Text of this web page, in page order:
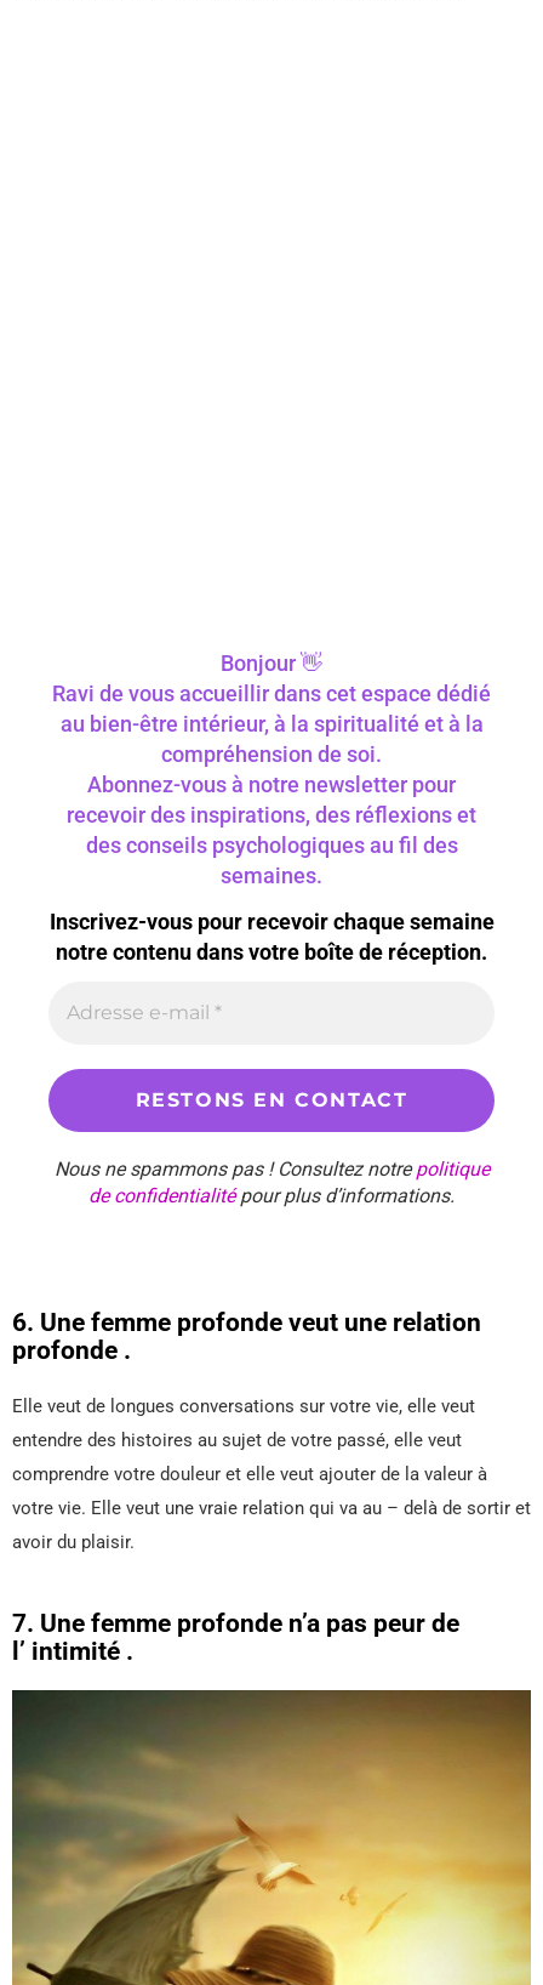
Bonjour 👋
Ravi de vous accueillir dans cet espace dédié
au bien-être intérieur, à la spiritualité et à la
compréhension de soi.
Abonnez-vous à notre newsletter pour
recevoir des inspirations, des réflexions et
des conseils psychologiques au fil des
semaines.
Inscrivez-vous pour recevoir chaque semaine
notre contenu dans votre boîte de réception.
Nous ne spammons pas ! Consultez notrepolitique
de confidentialitépour plus d’informations.
6. Une femme profonde veut une relation
profonde .
Elle veut de longues conversations sur votre vie, elle veut
entendre des histoires au sujet de votre passé, elle veut
comprendre votre douleur et elle veut ajouter de la valeur à
votre vie. Elle veut une vraie relation qui va au – delà de sortir et
avoir du plaisir.
7. Une femme profonde n’a pas peur de
l’ intimité .